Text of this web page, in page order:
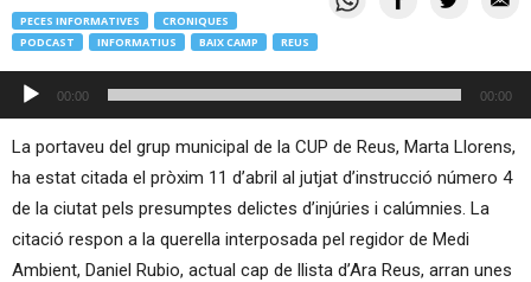
PECES INFORMATIVES
CRONIQUES
PODCAST
INFORMATIUS BAIX CAMP REUS
Reproductor
d'àudio
00:00 00:00
La portaveu del grup municipal de la CUP de Reus, Marta Llorens,
ha estat citada el pròxim 11 d’abril al jutjat d’instrucció número 4
de la ciutat pels presumptes delictes d’injúries i calúmnies. La
citació respon a la querella interposada pel regidor de Medi
Ambient, Daniel Rubio, actual cap de llista d’Ara Reus, arran unes